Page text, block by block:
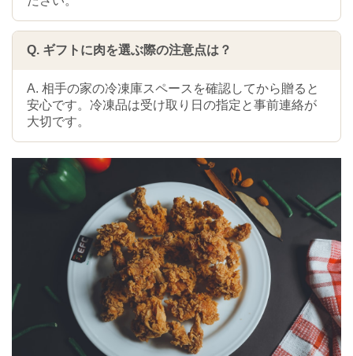
Q. ギフトに肉を選ぶ際の注意点は？
A. 相手の家の冷凍庫スペースを確認してから贈ると
安心です。冷凍品は受け取り日の指定と事前連絡が
大切です。